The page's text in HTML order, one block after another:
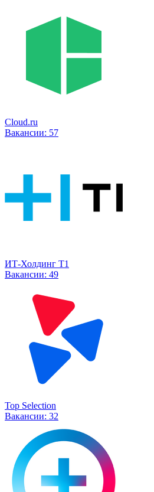
Cloud.ru
Вакансии: 57
ИТ-Холдинг Т1
Вакансии: 49
Top Selection
Вакансии: 32